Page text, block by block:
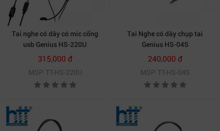
Tai nghe có dây có mic cổng
usb Genius HS-220U
315,000 đ
MSP: TT-HS-220U
Tai Nghe có dây chụp tai
Genius HS-04S
240,000 đ
MSP: TT-HS-04S